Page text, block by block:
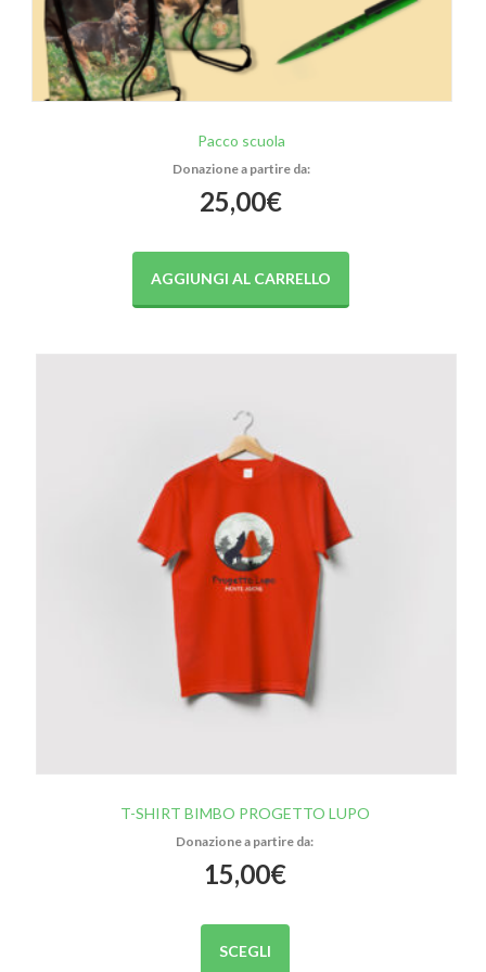
Pacco scuola
25,00€
AGGIUNGI AL CARRELLO
T-SHIRT BIMBO PROGETTO LUPO
15,00€
SCEGLI
Questo